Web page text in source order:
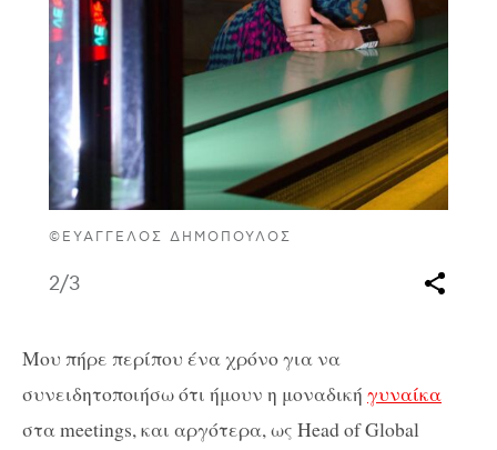
©ΕΥΆΓΓΕΛΟΣ ΔΗΜΌΠΟΥΛΟΣ
2/3
Μου πήρε περίπου ένα χρόνο για να
συνειδητοποιήσω ότι ήμουν η μοναδική γυναίκα
στα meetings, και αργότερα, ως Head of Global